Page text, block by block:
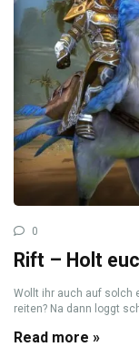
0
Rift – Holt
Wollt ihr auch auf solch
reiten? Na dann loggt
Read more »